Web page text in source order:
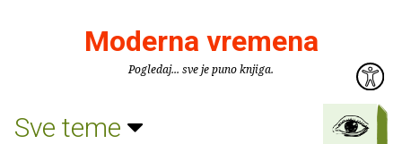
Moderna vremena
Pogledaj... sve je puno knjiga.
Sve teme